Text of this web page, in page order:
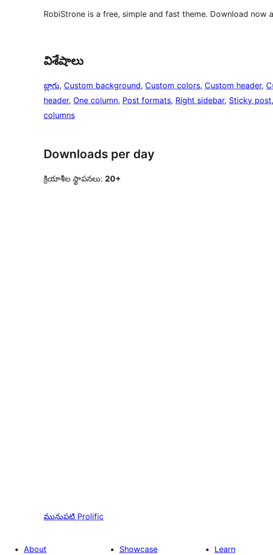
RobiStrone is a free, simple and fast theme. Download now
విశేషాలు
బ్లాగు, Custom background, Custom colors, Custom header,
header, One column, Post formats, Right sidebar, Sticky post,
columns
Downloads per day
క్రియాశీల స్థాపనలు: 20+
మునుపటి Prolific
About Showcase Learn